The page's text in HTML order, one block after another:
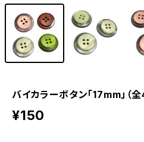
バイカラーボタン「17mm」（
¥150